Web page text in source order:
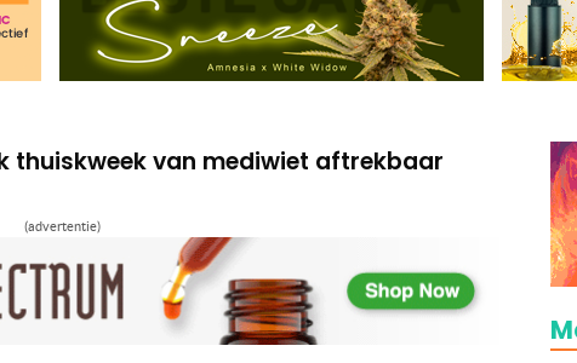
wiet loopt vertraging op
gevoeligheid voor THC
wiet loopt vertraging op
(advertentie)